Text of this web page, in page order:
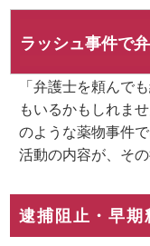
ラッシュ事件で
「弁護士を頼んで
もいるかもしれま
のような薬物事件
活動の内容が、そ
逮捕阻止・早